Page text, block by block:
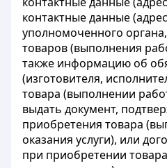
контактные данные
уполномоченного
товаров (выполнения
также информацию об
(изготовителя,
товара (выполнении
выдать документ,
приобретения товара
оказания услуги), или
при приобретении